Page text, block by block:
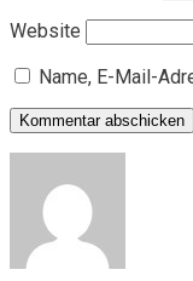
Website
Name, E-Mail-